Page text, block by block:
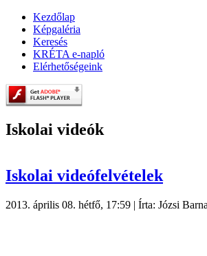
Kezdőlap
Képgaléria
Keresés
KRÉTA e-napló
Elérhetőségeink
Iskolai videók
Iskolai videófelvételek
2013. április 08. hétfő, 17:59 | Írta: Józsi